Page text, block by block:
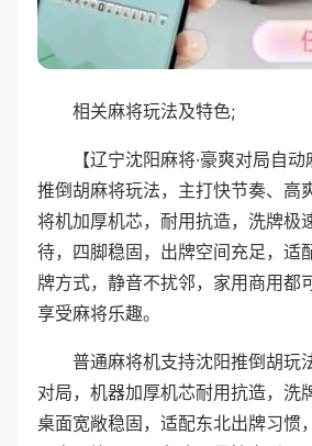
相关麻将玩法及特色;
【辽宁沈阳麻将·豪爽对局自
推倒胡麻将玩法，主打快节奏、高
将机加厚机芯，耐用抗造，洗牌极
待，四脚稳固，出牌空间充足，适
牌方式，静音不扰邻，家用商用都
享受麻将乐趣。
普通麻将机支持沈阳推倒胡玩
对局，机器加厚机芯耐用抗造，洗
桌面宽敞稳固，适配东北出牌习惯